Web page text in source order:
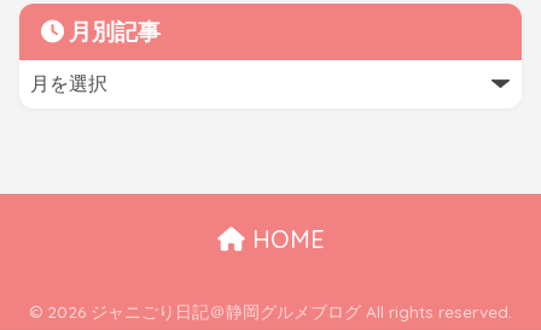
月別記事
HOME
© 2026 ジャニごり日記＠静岡グルメブログ All rights reserved.